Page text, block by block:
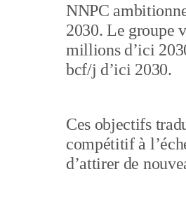
NNPC
2030. Le groupe
millions d’ici
bcf/j d’ici 2030.
Ces objectifs
compétitif à
d’attirer de